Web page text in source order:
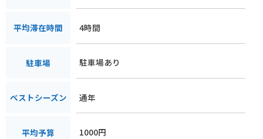
平均滞在時間 4時間
駐車場 駐車場あり
ベストシーズン 通年
平均予算 1000円